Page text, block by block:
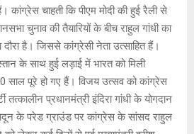
कांग्रेस चाहती कि पीएम मोदी की हुई रैली से
चुनाव की तैयारियों के बीच राहुल गांधी का
है। जिससे कांग्रेसी नेता उत्साहित हैं।
के साथ हुई लड़ाई में भारत को मिली
साल पूरे हो गए हैं। विजय उत्सव को कांग्रेस
तत्कालीन प्रधानमंत्री इंदिरा गांधी के योगदान
के परेड ग्राउंड पर कांग्रेस के सांसद राहुल